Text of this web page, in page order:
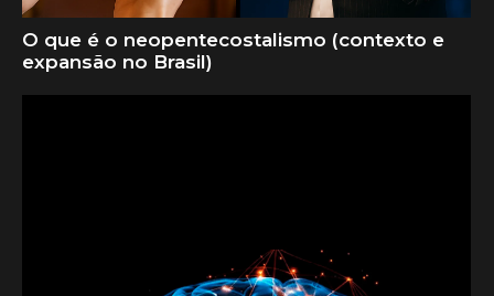
O que é o neopentecostalismo (contexto e
expansão no Brasil)